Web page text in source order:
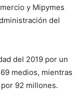
y Mipymes
del
del 2019 por un
medios, mientras
92 millones.